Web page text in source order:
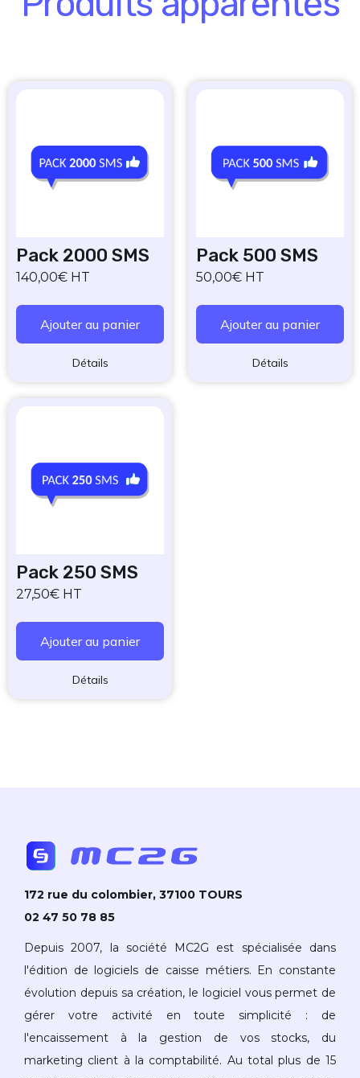
Pack 2000 SMS
140,00€ HT
Ajouter au panier
Détails
Pack 500 SMS
50,00€ HT
Ajouter au panier
Détails
Pack 250 SMS
27,50€ HT
Ajouter au panier
Détails
172 rue du colombier, 37100 TOURS
02 47 50 78 85
Depuis 2007, la société MC2G est spécialisée dans
l'édition de logiciels de caisse métiers. En constante
évolution depuis sa création, le logiciel vous permet de
gérer votre activité en toute simplicité : de
l'encaissement à la gestion de vos stocks, du
marketing client à la comptabilité. Au total plus de 15